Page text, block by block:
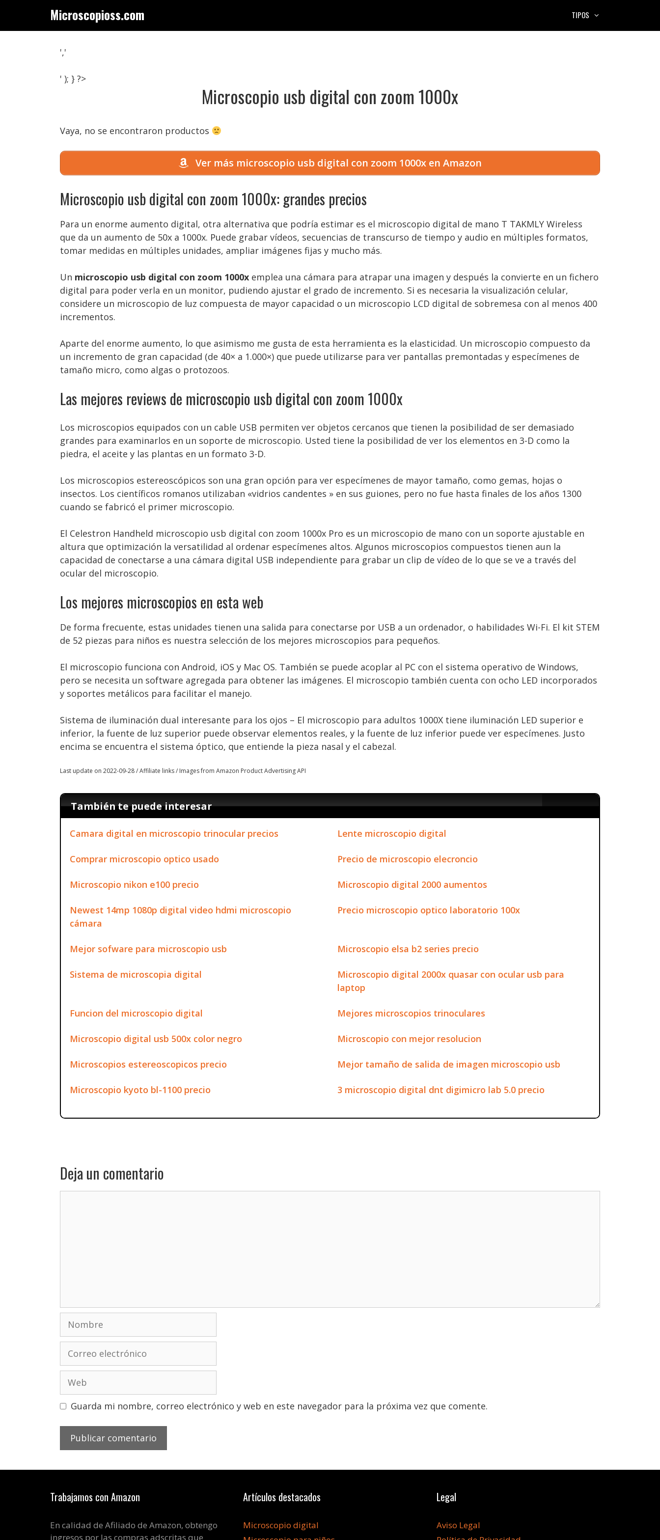
contenido
Microscopioss.com TIPOS
','
' ); } ?>
Microscopio usb digital con zoom 1000x
Vaya, no se encontraron productos
Ver más microscopio usb digital con zoom 1000x en Amazon
Microscopio usb digital con zoom 1000x: grandes precios
Para un enorme aumento digital, otra alternativa que podría estimar es el microscopio digital de mano T TAKMLY Wireless
que da un aumento de 50x a 1000x. Puede grabar vídeos, secuencias de transcurso de tiempo y audio en múltiples formatos,
tomar medidas en múltiples unidades, ampliar imágenes fijas y mucho más.
Un microscopio usb digital con zoom 1000x emplea una cámara para atrapar una imagen y después la convierte en un fichero
digital para poder verla en un monitor, pudiendo ajustar el grado de incremento. Si es necesaria la visualización celular,
considere un microscopio de luz compuesta de mayor capacidad o un microscopio LCD digital de sobremesa con al menos 400
incrementos.
Aparte del enorme aumento, lo que asimismo me gusta de esta herramienta es la elasticidad. Un microscopio compuesto da
un incremento de gran capacidad (de 40× a 1.000×) que puede utilizarse para ver pantallas premontadas y especímenes de
tamaño micro, como algas o protozoos.
Las mejores reviews de microscopio usb digital con zoom 1000x
Los microscopios equipados con un cable USB permiten ver objetos cercanos que tienen la posibilidad de ser demasiado
grandes para examinarlos en un soporte de microscopio. Usted tiene la posibilidad de ver los elementos en 3-D como la
piedra, el aceite y las plantas en un formato 3-D.
Los microscopios estereoscópicos son una gran opción para ver especímenes de mayor tamaño, como gemas, hojas o
insectos. Los científicos romanos utilizaban «vidrios candentes » en sus guiones, pero no fue hasta finales de los años 1300
cuando se fabricó el primer microscopio.
El Celestron Handheld microscopio usb digital con zoom 1000x Pro es un microscopio de mano con un soporte ajustable en
altura que optimización la versatilidad al ordenar especímenes altos. Algunos microscopios compuestos tienen aun la
capacidad de conectarse a una cámara digital USB independiente para grabar un clip de vídeo de lo que se ve a través del
ocular del microscopio.
Los mejores microscopios en esta web
De forma frecuente, estas unidades tienen una salida para conectarse por USB a un ordenador, o habilidades Wi-Fi. El kit STEM
de 52 piezas para niños es nuestra selección de los mejores microscopios para pequeños.
El microscopio funciona con Android, iOS y Mac OS. También se puede acoplar al PC con el sistema operativo de Windows,
pero se necesita un software agregada para obtener las imágenes. El microscopio también cuenta con ocho LED incorporados
y soportes metálicos para facilitar el manejo.
Sistema de iluminación dual interesante para los ojos – El microscopio para adultos 1000X tiene iluminación LED superior e
inferior, la fuente de luz superior puede observar elementos reales, y la fuente de luz inferior puede ver especímenes. Justo
encima se encuentra el sistema óptico, que entiende la pieza nasal y el cabezal.
Last update on 2022-09-28 / Affiliate links / Images from Amazon Product Advertising API
También te puede interesar
Camara digital en microscopio trinocular precios Lente microscopio digital
Comprar microscopio optico usado Precio de microscopio elecroncio
Microscopio nikon e100 precio Microscopio digital 2000 aumentos
Newest 14mp 1080p digital video hdmi microscopio
cámara
Precio microscopio optico laboratorio 100x
Mejor sofware para microscopio usb Microscopio elsa b2 series precio
Sistema de microscopia digital
Microscopio digital 2000x quasar con ocular usb para
laptop
Funcion del microscopio digital Mejores microscopios trinoculares
Microscopio digital usb 500x color negro Microscopio con mejor resolucion
Microscopios estereoscopicos precio Mejor tamaño de salida de imagen microscopio usb
Microscopio kyoto bl-1100 precio 3 microscopio digital dnt digimicro lab 5.0 precio
Deja un comentario
Nombre
electrónico
Guarda mi nombre, correo electrónico y web en este navegador para la próxima vez que comente.
Trabajamos con Amazon
En calidad de Afiliado de Amazon, obtengo
ingresos por las compras adscritas que
Artículos destacados
Microscopio digital
Legal
Aviso Legal